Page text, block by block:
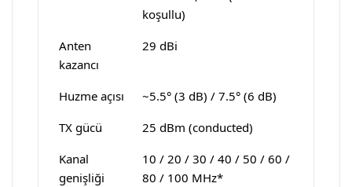
koşullu)
Anten
kazancı
29 dBi
Huzme açısı
~5.5° (3 dB) / 7.5° (6 dB)
TX gücü
25 dBm (conducted)
Kanal
genişliği
10 / 20 / 30 / 40 / 50 / 60 /
80 / 100 MHz*